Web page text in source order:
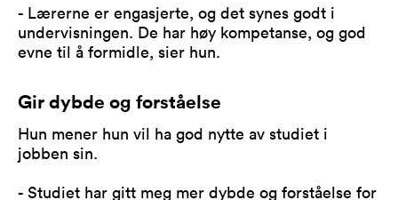
- Lærerne er engasjerte, og det synes godt i
undervisningen. De har høy kompetanse, og god
evne til å formidle, sier hun.
Gir dybde og forståelse
Hun mener hun vil ha god nytte av studiet i
jobben sin.
- Studiet har gitt meg mer dybde og forståelse for